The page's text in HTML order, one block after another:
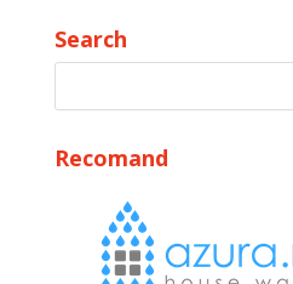
Search
Recomand